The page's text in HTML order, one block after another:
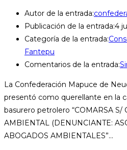
Autor de la entrada:
Publicación de la entrada:4
Categoría de la entrada:
Fantepu
Comentarios de la entrada:
La Confederación Mapuce de
presentó como querellante en la
basurero petrolero “COMARSA S/
AMBIENTAL (DENUNCIANTE:
ABOGADOS AMBIENTALES”…